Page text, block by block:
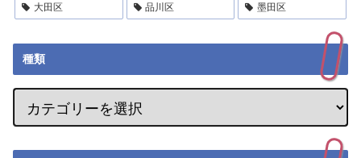
大田区 品川区 墨田区
種類